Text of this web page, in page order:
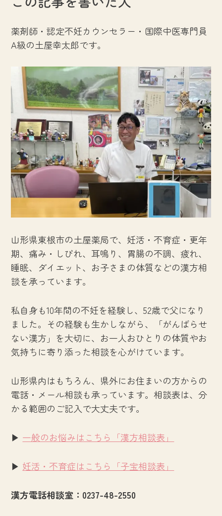
薬剤師・認定不妊カウンセラー・国際中医専門員
A級の土屋幸太郎です。
山形県東根市の土屋薬局で、妊活・不育症・更年
期、痛み・しびれ、耳鳴り、胃腸の不調、疲れ、
睡眠、ダイエット、お子さまの体質などの漢方相
談を承っています。
私自身も10年間の不妊を経験し、52歳で父になり
ました。その経験も生かしながら、「がんばらせ
ない漢方」を大切に、お一人おひとりの体質やお
気持ちに寄り添った相談を心がけています。
山形県内はもちろん、県外にお住まいの方からの
電話・メール相談も承っています。相談表は、分
かる範囲のご記入で大丈夫です。
▶ 一般のお悩みはこちら「漢方相談表」
▶ 妊活・不育症はこちら「子宝相談表」
漢方電話相談室：0237-48-2550